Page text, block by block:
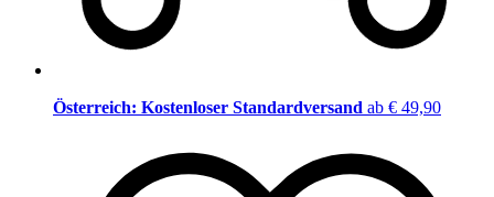
Österreich: Kostenloser Standardversand ab € 49,90